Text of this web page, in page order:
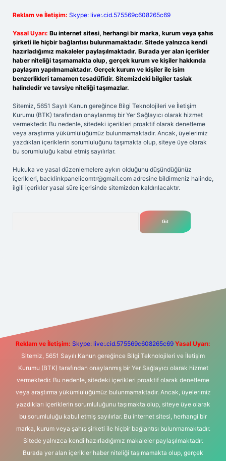
Reklam ve İletişim: Skype: live:.cid.575569c608265c69
Yasal Uyarı: Bu internet sitesi, herhangi bir marka, kurum veya şahıs
şirketi ile hiçbir bağlantısı bulunmamaktadır. Sitede yalnızca kendi
hazırladığımız makaleler paylaşılmaktadır. Burada yer alan içerikler
haber niteliği taşımamakta olup, gerçek kurum ve kişiler hakkında
paylaşım yapılmamaktadır. Gerçek kurum ve kişiler ile isim
benzerlikleri tamamen tesadüfidir. Sitemizdeki bilgiler taslak
halindedir ve tavsiye niteliği taşımazlar.
Sitemiz, 5651 Sayılı Kanun gereğince Bilgi Teknolojileri ve İletişim
Kurumu (BTK) tarafından onaylanmış bir Yer Sağlayıcı olarak hizmet
vermektedir. Bu nedenle, sitedeki içerikleri proaktif olarak denetleme
veya araştırma yükümlülüğümüz bulunmamaktadır. Ancak, üyelerimiz
yazdıkları içeriklerin sorumluluğunu taşımakta olup, siteye üye olarak
bu sorumluluğu kabul etmiş sayılırlar.
Hukuka ve yasal düzenlemelere aykırı olduğunu düşündüğünüz
içerikleri, backlinkpanelicomtr@gmail.com adresine bildirmeniz halinde,
ilgili içerikler yasal süre içerisinde sitemizden kaldırılacaktır.
m elexbet
Reklam ve İletişim: Skype: live:.cid.575569c608265c69 Yasal Uyarı:
Sitemiz, 5651 Sayılı Kanun gereğince Bilgi Teknolojileri ve İletişim
Kurumu (BTK) tarafından onaylanmış bir Yer Sağlayıcı olarak hizmet
vermektedir. Bu nedenle, sitedeki içerikleri proaktif olarak denetleme
veya araştırma yükümlülüğümüz bulunmamaktadır. Ancak, üyelerimiz
yazdıkları içeriklerin sorumluluğunu taşımakta olup, siteye üye olarak
bu sorumluluğu kabul etmiş sayılırlar. Bu internet sitesi, herhangi bir
marka, kurum veya şahıs şirketi ile hiçbir bağlantısı bulunmamaktadır.
Sitede yalnızca kendi hazırladığımız makaleler paylaşılmaktadır.
Burada yer alan içerikler haber niteliği taşımamakta olup, gerçek